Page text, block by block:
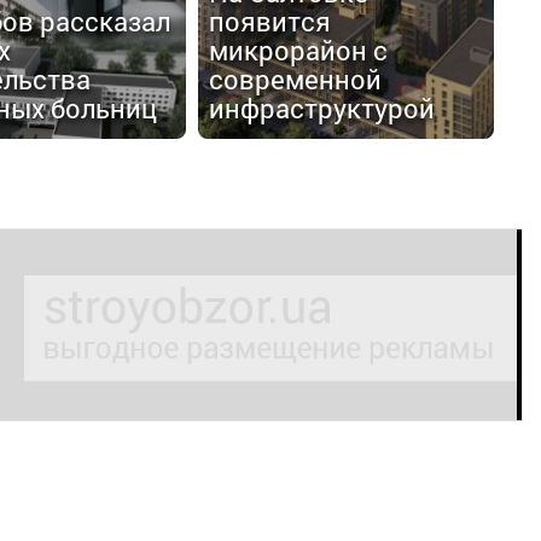
рассказал
больниц
появится
микрорайон с
современной
инфраструктурой